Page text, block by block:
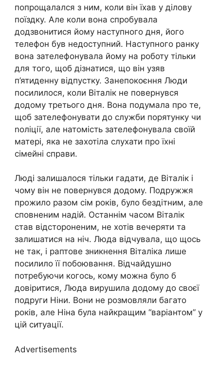
попрощалался з ним, коли він їхав у ділову
поїздку. Але коли вона спробувала
додзвонитися йому наступного дня, його
телефон був недоступний. Наступного ранку
вона зателефонувала йому на роботу тільки
для того, щоб дізнатися, що він узяв
п’ятиденну відпустку. Занепокоєння Люди
посилилося, коли Віталік не повернувся
додому третього дня. Вона подумала про те,
щоб зателефонувати до служби порятунку чи
nоліції, але натомість зателефонувала своїй
матері, яка не захотіла слухати про їхні
сімейні справи.
Люді залишалося тільки гадати, де Віталік і
чому він не повернувся додому. Подружжя
прожило разом сім років, було бездітним, але
сповненим надій. Останнім часом Віталік
став відстороненим, не хотів вечеряти та
залишатися на ніч. Люда відчувала, що щось
не так, і раптове зникнення Віталіка лише
посилило її побоювання. Відчайдушно
потребуючи когось, кому можна було б
довіритися, Люда вирушила додому до своєї
подруги Ніни. Вони не розмовляли багато
років, але Ніна була найкращим “варіантом” у
цій ситуації.
Advertisements